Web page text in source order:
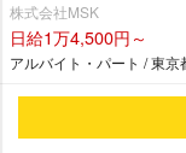
株式会社MSK
日給1万4,500円～
アルバイト・パート / 東京